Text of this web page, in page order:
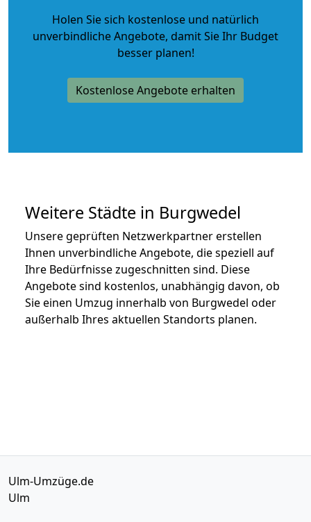
Holen Sie sich kostenlose und natürlich
unverbindliche Angebote, damit Sie Ihr Budget
besser planen!
Kostenlose Angebote erhalten
Weitere Städte in Burgwedel
Unsere geprüften Netzwerkpartner erstellen
Ihnen unverbindliche Angebote, die speziell auf
Ihre Bedürfnisse zugeschnitten sind. Diese
Angebote sind kostenlos, unabhängig davon, ob
Sie einen Umzug innerhalb von Burgwedel oder
außerhalb Ihres aktuellen Standorts planen.
Ulm-Umzüge.de
Ulm